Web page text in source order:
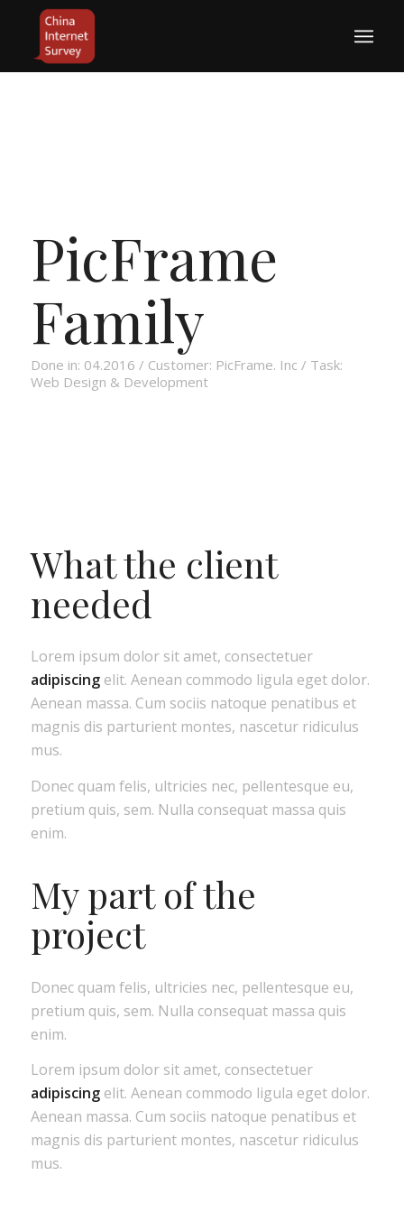
PicFrame
Family
Done in: 04.2016 / Customer: PicFrame. Inc / Task:
Web Design & Development
What the client
needed
Lorem ipsum dolor sit amet, consectetuer
adipiscingelit. Aenean commodo ligula eget dolor.
Aenean massa. Cum sociis natoque penatibus et
magnis dis parturient montes, nascetur ridiculus
mus.
Donec quam felis, ultricies nec, pellentesque eu,
pretium quis, sem. Nulla consequat massa quis
enim.
My part of the
project
Donec quam felis, ultricies nec, pellentesque eu,
pretium quis, sem. Nulla consequat massa quis
enim.
Lorem ipsum dolor sit amet, consectetuer
adipiscingelit. Aenean commodo ligula eget dolor.
Aenean massa. Cum sociis natoque penatibus et
magnis dis parturient montes, nascetur ridiculus
mus.